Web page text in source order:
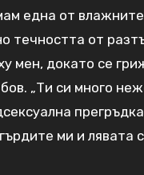
една от
течността от
мен, докато се
„Ти си много
ми и лявата